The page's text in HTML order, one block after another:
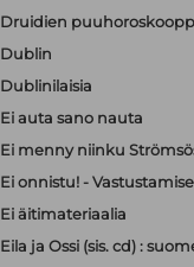
Druidien
Dublin
Dublinilaisia
Ei auta sano nauta
Ei menny niinku
Ei onnistu! -
Ei äitimateriaalia
Eila ja Ossi (sis. cd) :